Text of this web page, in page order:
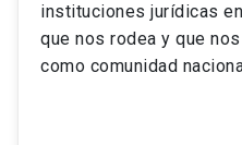
instituciones jurídicas
que nos rodea y que
como comunidad